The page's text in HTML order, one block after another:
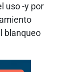
uso -y por
blanqueo